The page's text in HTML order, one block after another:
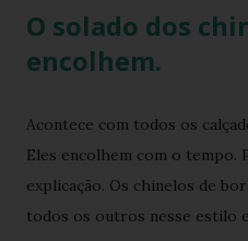
O solado dos
encolhem.
Acontece com todos os
Eles encolhem com o tempo.
explicação. Os chinelos de
todos os outros nesse estilo